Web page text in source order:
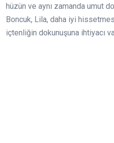
hüzün ve aynı zamanda umut
Boncuk, Lila, daha iyi
içtenliğin dokunuşuna ihtiyacı